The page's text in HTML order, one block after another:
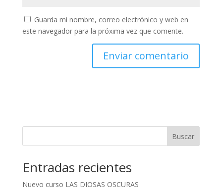
Guarda mi nombre, correo electrónico y web en
este navegador para la próxima vez que comente.
e
Buscar
Entradas recientes
Nuevo curso LAS DIOSAS OSCURAS